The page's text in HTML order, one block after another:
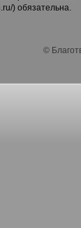
) обязательна.
©